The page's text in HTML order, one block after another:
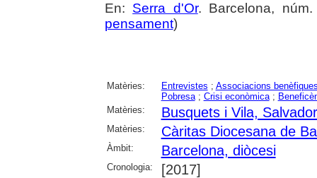
En: Serra d'Or. Barcelona,
pensament)
Matèries: Entrevistes ; Associacions
Pobresa; Crisi econòmica;
Matèries:
Busquets i Vila, Salvador
Matèries: Càritas Diocesana de
Àmbit: Barcelona, diòcesi
Cronologia: [2017]